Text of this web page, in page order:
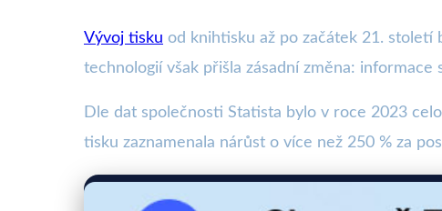
Vývoj tisku od knihtisku až po začátek 21. století
technologií však přišla zásadní změna:
Dle dat společnosti Statista bylo v roce 2023
tisku zaznamenala nárůst o více než 250 % za